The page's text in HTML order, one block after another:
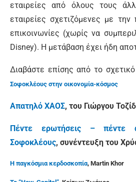
εταιρείες από όλους τους
εταιρείες σχετιζόμενες με την
επικοινωνίες (χωρίς να
Disney). Η μετάβαση έχει ήδη
Διαβάστε επίσης από το
Σοφοκλέους στην οικονομία-κόσμος
Απατηλό ΧΑΟΣ, του Γιώργου
Πέντε ερωτήσεις – πέντε
Σοφοκλέους, συνέντευξη του
Η παγκόσμια κερδοσκοπία, Martin Khor